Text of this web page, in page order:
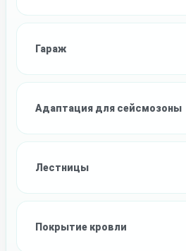
Гараж
Адаптация для сейсмозоны
Лестницы
Покрытие кровли